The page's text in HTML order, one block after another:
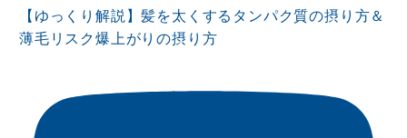
【ゆっくり解説】髪を太くするタンパク質の摂り方＆
薄毛リスク爆上がりの摂り方